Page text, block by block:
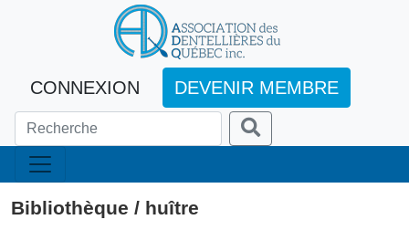
CONNEXION DEVENIR MEMBRE
Bibliothèque / huître